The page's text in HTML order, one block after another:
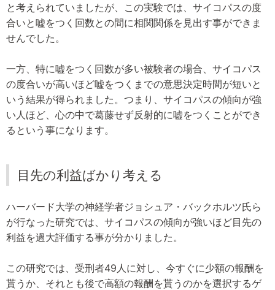
と考えられていましたが、この実験では、サイコパスの度
合いと嘘をつく回数との間に相関関係を見出す事ができま
せんでした。
一方、特に嘘をつく回数が多い被験者の場合、サイコパス
の度合いが高いほど嘘をつくまでの意思決定時間が短いと
いう結果が得られました。つまり、サイコパスの傾向が強
い人ほど、心の中で葛藤せず反射的に嘘をつくことができ
るという事になります。
目先の利益ばかり考える
ハーバード大学の神経学者ジョシュア・バックホルツ氏ら
が行なった研究では、サイコパスの傾向が強いほど目先の
利益を過大評価する事が分かりました。
この研究では、受刑者49人に対し、今すぐに少額の報酬を
貰うか、それとも後で高額の報酬を貰うのかを選択するゲ